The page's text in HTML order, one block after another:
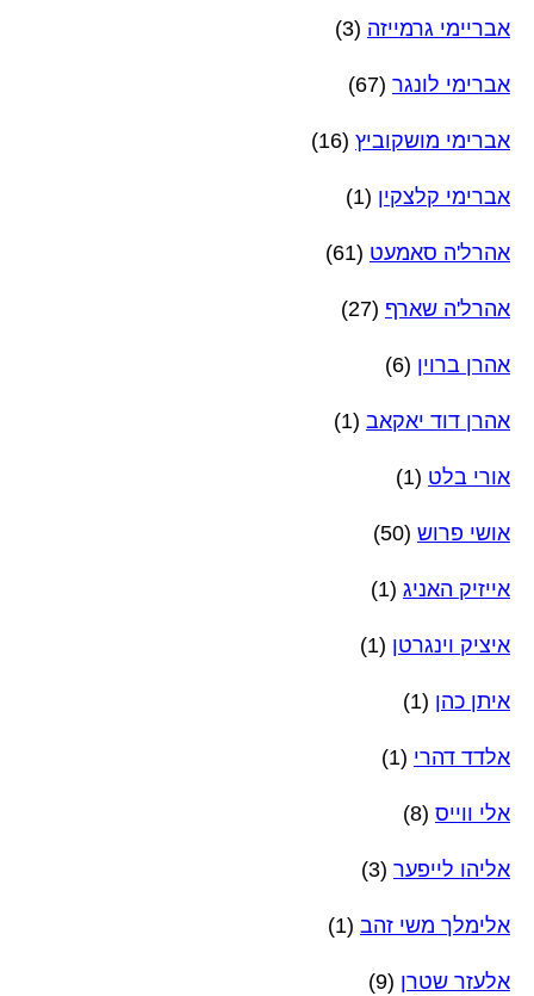
אבריימי גרמייזה (3)
אברימי לונגר (67)
אברימי מושקוביץ (16)
אברימי קלצקין (1)
אהרל'ה סאמעט (61)
אהרל'ה שארף (27)
אהרן ברוין (6)
אהרן דוד יאקאב (1)
אורי בלט (1)
אושי פרוש (50)
אייזיק האניג (1)
איציק וינגרטן (1)
איתן כהן (1)
אלדד דהרי (1)
אלי ווייס (8)
אליהו לייפער (3)
אלימלך משי זהב (1)
אלעזר שטרן (9)